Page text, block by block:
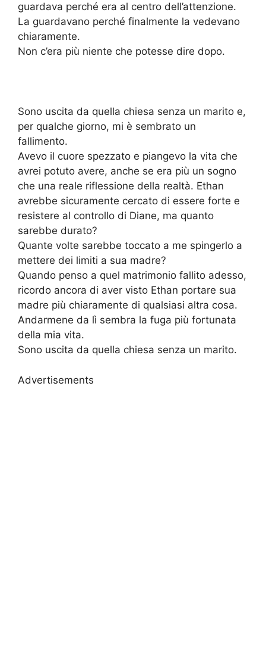
guardava perché era al centro dell’attenzione.
La guardavano perché finalmente la vedevano
chiaramente.
Non c’era più niente che potesse dire dopo.
Sono uscita da quella chiesa senza un marito e,
per qualche giorno, mi è sembrato un
fallimento.
Avevo il cuore spezzato e piangevo la vita che
avrei potuto avere, anche se era più un sogno
che una reale riflessione della realtà. Ethan
avrebbe sicuramente cercato di essere forte e
resistere al controllo di Diane, ma quanto
sarebbe durato?
Quante volte sarebbe toccato a me spingerlo a
mettere dei limiti a sua madre?
Quando penso a quel matrimonio fallito adesso,
ricordo ancora di aver visto Ethan portare sua
madre più chiaramente di qualsiasi altra cosa.
Andarmene da lì sembra la fuga più fortunata
della mia vita.
Sono uscita da quella chiesa senza un marito.
Advertisements